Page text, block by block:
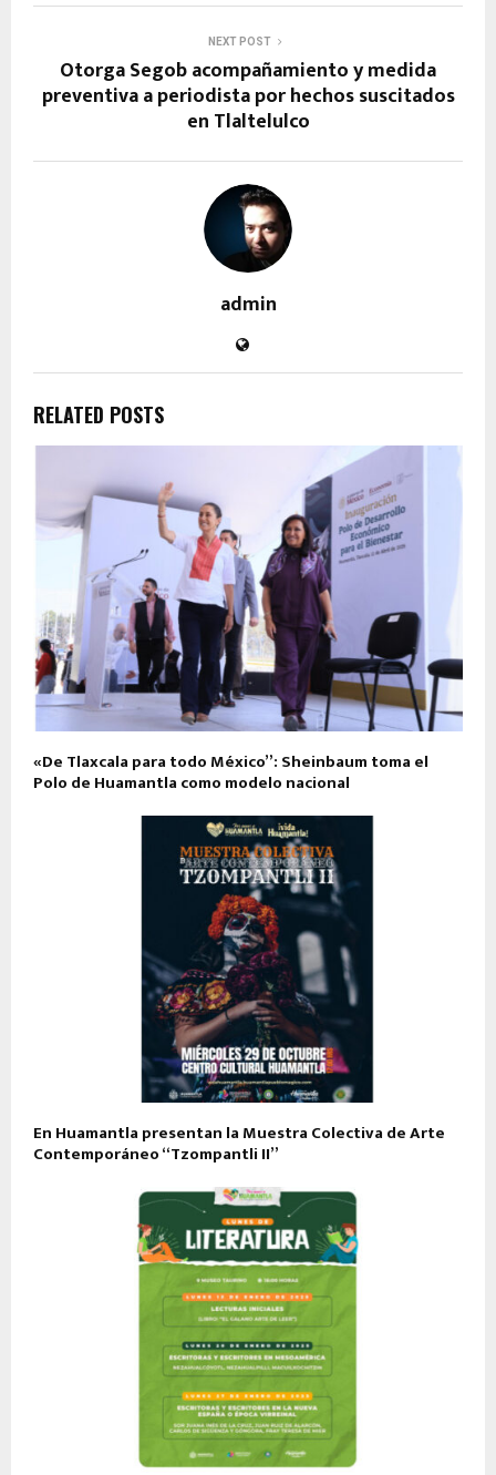
NEXT POST
Otorga Segob acompañamiento y medida
preventiva a periodista por hechos suscitados
en Tlaltelulco
admin
RELATED POSTS
«De Tlaxcala para todo México”: Sheinbaum toma el
Polo de Huamantla como modelo nacional
En Huamantla presentan la Muestra Colectiva de Arte
Contemporáneo “Tzompantli II”